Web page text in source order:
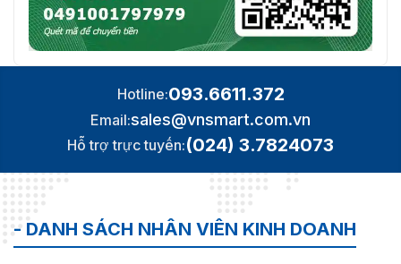
Hotline:093.6611.372
Email:sales@vnsmart.com.vn
Hỗ trợ trực tuyến:(024) 3.7824073
- DANH SÁCH NHÂN VIÊN KINH DOANH